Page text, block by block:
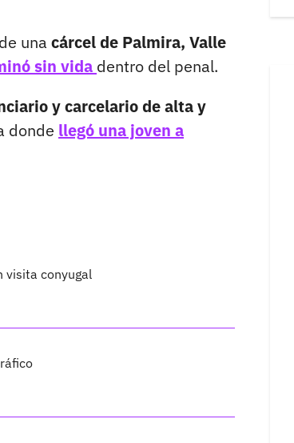
una cárcel de Palmira, Valle
sin vida dentro del penal.
y carcelario de alta y
donde llegó una joven a
visita conyugal